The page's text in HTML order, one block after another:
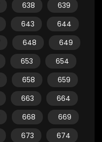
638
639
643
644
648
649
653
654
658
659
663
664
668
669
673
674